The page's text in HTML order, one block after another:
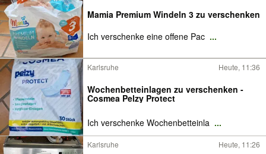
Mamia Premium Windeln 3 zu verschenken
Ich verschenke eine offene Pac ...
Karlsruhe Heute, 11:36
Wochenbetteinlagen zu verschenken -
Cosmea Pelzy Protect
Ich verschenke Wochenbetteinla ...
Karlsruhe Heute, 11:26